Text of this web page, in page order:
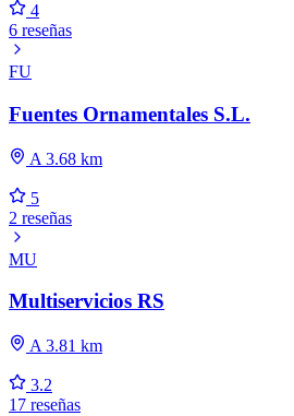
4
6 reseñas
FU
Fuentes Ornamentales S.L.
A 3.68 km
5
2 reseñas
MU
Multiservicios RS
A 3.81 km
3.2
17 reseñas